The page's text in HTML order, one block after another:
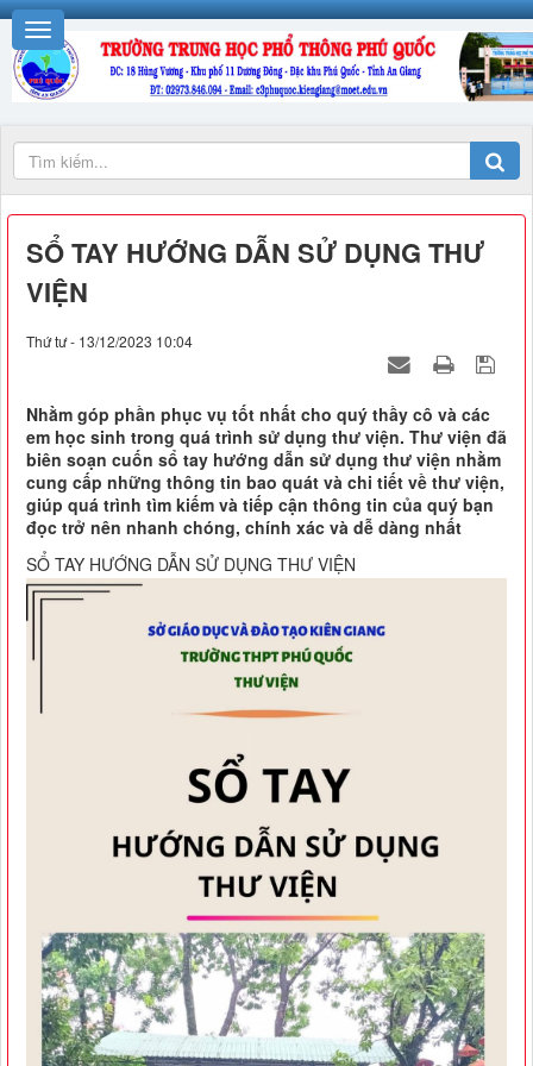
SỔ TAY HƯỚNG DẪN SỬ DỤNG THƯ
VIỆN
Thứ tư - 13/12/2023 10:04
Nhằm góp phần phục vụ tốt nhất cho quý thầy cô và các
em học sinh trong quá trình sử dụng thư viện. Thư viện đã
biên soạn cuốn sổ tay hướng dẫn sử dụng thư viện nhằm
cung cấp những thông tin bao quát và chi tiết về thư viện,
giúp quá trình tìm kiếm và tiếp cận thông tin của quý bạn
đọc trở nên nhanh chóng, chính xác và dễ dàng nhất
SỔ TAY HƯỚNG DẪN SỬ DỤNG THƯ VIỆN